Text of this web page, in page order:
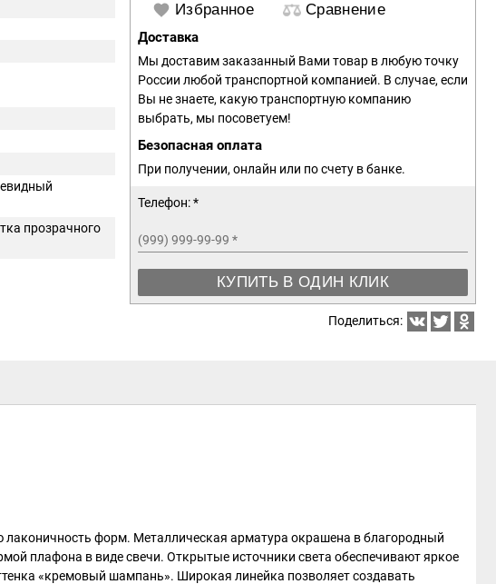
прозрачного
Избранное Сравнение
Доставка
Мы доставим заказанный Вами товар в любую точку
России любой транспортной компанией. В случае, если
Вы не знаете, какую транспортную компанию
выбрать, мы посоветуем!
Безопасная оплата
При получении, онлайн или по счету в банке.
Телефон: *
(999) 999-99-99 *
КУПИТЬ В ОДИН КЛИК
Поделиться:
форм. Металлическая арматура окрашена в благородный
плафона в виде свечи. Открытые источники света обеспечивают яркое
«кремовый шампань». Широкая линейка позволяет создавать